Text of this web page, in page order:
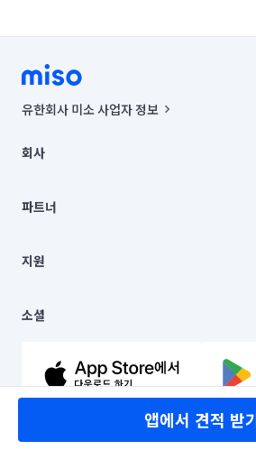
앱에서 견적 받
유한회사 미소 사업자 정보
00019 |
주소 | 본사: 서울특별시 종로구 율곡로 6(중학
컨택센터 : 서울특별시 종로구 수송동 율곡로
상품, 상품정보, 거래에 관한 의무와 책임은 거래
언론 보도 관련 문의:
© 유한회사 미소. Miso, Inc. All Rights
회사
채용
파트너
이사
지원
이용약관
문의하기
소셜
유튜브